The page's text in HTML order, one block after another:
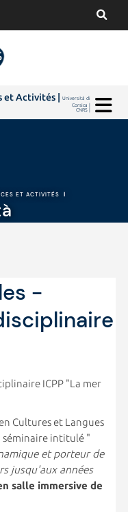
et Activités |Università di
Corsica |
CNRS |
ET ACTIVITÉS |
-
ICPP "La mer
Cultures et Langues
séminaire intitulé "
et porteur de
jusqu'aux années
salle immersive de